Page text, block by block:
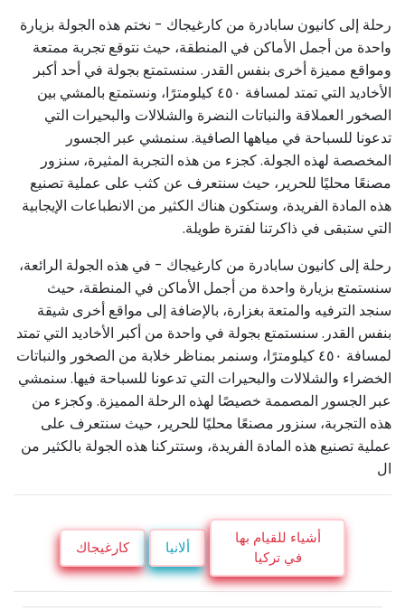
رحلة إلى كانيون سابادرة من كارغيجاك - نختم هذه الجولة بزيارة
واحدة من أجمل الأماكن في المنطقة، حيث نتوقع تجربة ممتعة
ومواقع مميزة أخرى بنفس القدر. سنستمتع بجولة في أحد أكبر
الأخاديد التي تمتد لمسافة ٤٥٠ كيلومترًا، ونستمتع بالمشي بين
الصخور العملاقة والنباتات النضرة والشلالات والبحيرات التي
تدعونا للسباحة في مياهها الصافية. سنمشي عبر الجسور
المخصصة لهذه الجولة. كجزء من هذه التجربة المثيرة، سنزور
مصنعًا محليًا للحرير، حيث سنتعرف عن كثب على عملية تصنيع
هذه المادة الفريدة، وستكون هناك الكثير من الانطباعات الإيجابية
التي ستبقى في ذاكرتنا لفترة طويلة.
رحلة إلى كانيون سابادرة من كارغيجاك - في هذه الجولة الرائعة،
سنستمتع بزيارة واحدة من أجمل الأماكن في المنطقة، حيث
سنجد الترفيه والمتعة بغزارة، بالإضافة إلى مواقع أخرى شيقة
بنفس القدر. سنستمتع بجولة في واحدة من أكبر الأخاديد التي تمتد
لمسافة ٤٥٠ كيلومترًا، وسنمر بمناظر خلابة من الصخور والنباتات
الخضراء والشلالات والبحيرات التي تدعونا للسباحة فيها. سنمشي
عبر الجسور المصممة خصيصًا لهذه الرحلة المميزة. وكجزء من
هذه التجربة، سنزور مصنعًا محليًا للحرير، حيث سنتعرف على
عملية تصنيع هذه المادة الفريدة، وستتركنا هذه الجولة بالكثير من
ال
أشياء للقيام بها
في تركيا
ألانيا كارغيجاك